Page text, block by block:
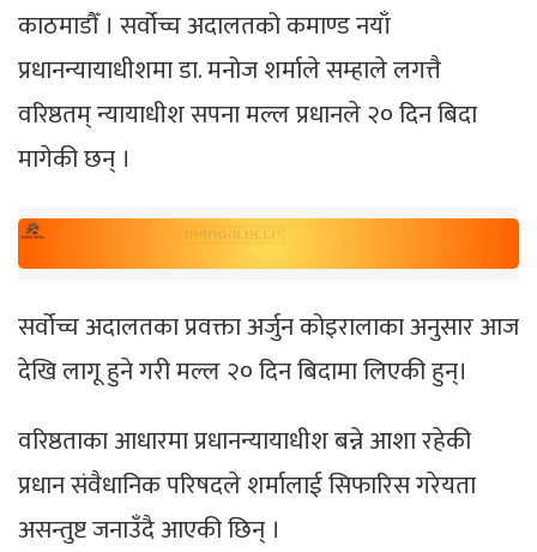
काठमाडौँ । सर्वोच्च अदालतको कमाण्ड नयाँ
प्रधानन्यायाधीशमा डा. मनोज शर्माले सम्हाले लगत्तै
वरिष्ठतम् न्यायाधीश सपना मल्ल प्रधानले २० दिन बिदा
मागेकी छन् ।
सर्वोच्च अदालतका प्रवक्ता अर्जुन कोइरालाका अनुसार आज
देखि लागू हुने गरी मल्ल २० दिन बिदामा लिएकी हुन्।
वरिष्ठताका आधारमा प्रधानन्यायाधीश बन्ने आशा रहेकी
प्रधान संवैधानिक परिषदले शर्मालाई सिफारिस गरेयता
असन्तुष्ट जनाउँदै आएकी छिन् ।